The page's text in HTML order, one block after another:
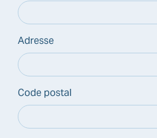
Adresse
Code postal